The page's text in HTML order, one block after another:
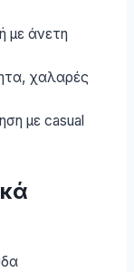
με άνετη
χαλαρές
με casual